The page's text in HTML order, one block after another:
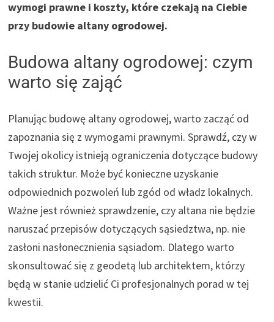
wymogi prawne i koszty, które czekają na Ciebie
przy budowie altany ogrodowej.
Budowa altany ogrodowej: czym
warto się zająć
Planując budowę altany ogrodowej, warto zacząć od
zapoznania się z wymogami prawnymi. Sprawdź, czy w
Twojej okolicy istnieją ograniczenia dotyczące budowy
takich struktur. Może być konieczne uzyskanie
odpowiednich pozwoleń lub zgód od władz lokalnych.
Ważne jest również sprawdzenie, czy altana nie będzie
naruszać przepisów dotyczących sąsiedztwa, np. nie
zasłoni nasłonecznienia sąsiadom. Dlatego warto
skonsultować się z geodetą lub architektem, którzy
będą w stanie udzielić Ci profesjonalnych porad w tej
kwestii.